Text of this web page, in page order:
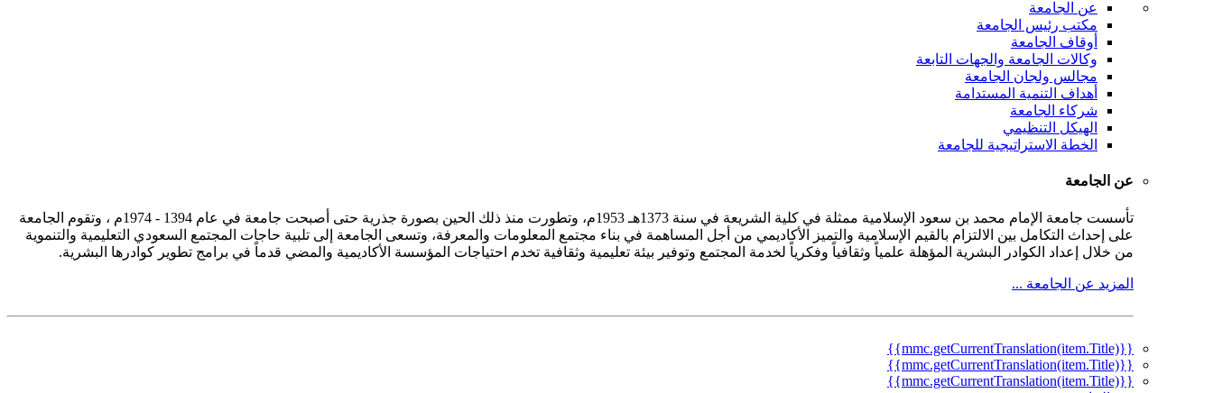
عن الجامعة
مكتب رئيس الجامعة
أوقاف الجامعة
وكالات الجامعة والجهات التابعة
مجالس ولجان الجامعة
أهداف التنمية المستدامة
شركاء الجامعة
الهيكل التنظيمي
الخطة الاستراتيجية للجامعة
عن الجامعة
تأسست جامعة الإمام محمد بن سعود الإسلامية ممثلة في كلية الشريعة في سنة 1373هـ 1953م، وتطورت منذ ذلك الحين بصورة جذرية حتى أصبحت جامعة في عام 1394 - 1974م ، وتقوم الجامعة
على إحداث التكامل بين الالتزام بالقيم الإسلامية والتميز الأكاديمي من أجل المساهمة في بناء مجتمع المعلومات والمعرفة، وتسعى الجامعة إلى تلبية حاجات المجتمع السعودي التعليمية والتنموية
من خلال إعداد الكوادر البشرية المؤهلة علمياً وثقافياً وفكرياً لخدمة المجتمع وتوفير بيئة تعليمية وثقافية تخدم احتياجات المؤسسة الأكاديمية والمضي قدماً في برامج تطوير كوادرها البشرية.
المزيد عن الجامعة ...
{{mmc.getCurrentTranslation(item.Title)}}
{{mmc.getCurrentTranslation(item.Title)}}
{{mmc.getCurrentTranslation(item.Title)}}